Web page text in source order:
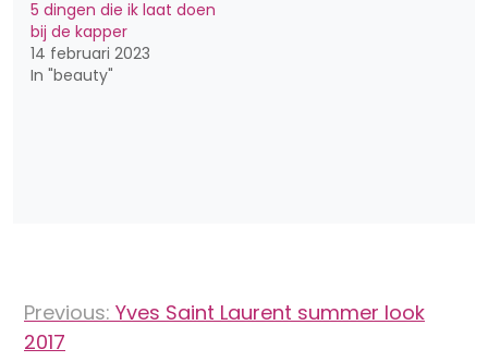
5 dingen die ik laat doen
bij de kapper
14 februari 2023
In "beauty"
navigatie
Previous: Yves Saint Laurent summer look
2017